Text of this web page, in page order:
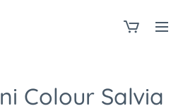
Colour Salvia